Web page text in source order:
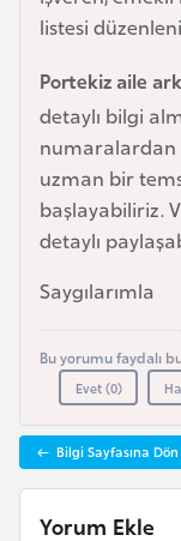
listesi
Portekiz aile
detaylı bilgi
numaralardan
uzman bir
başlayabiliriz.
detaylı
Saygılarımla
Bu yorumu faydalı
Evet (0)
Bilgi Sayfasına Dön
Yorum Ekle
i
n
B
o
s
n
a
e
r
s
k
B
u